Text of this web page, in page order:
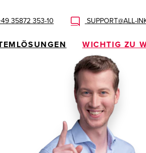
35872 353-10 SUPPORT@ALL-
WICHTIG ZU